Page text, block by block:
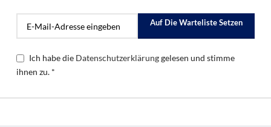
Auf Die Warteliste Setzen
Ich habe die Datenschutzerklärunggelesen und stimme
ihnen zu. *